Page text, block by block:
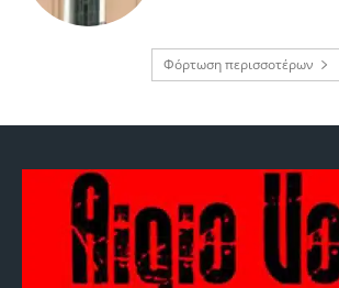
Φόρτωση περισσοτέρων